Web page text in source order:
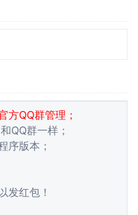
方QQ群管理；
QQ群一样；
序版本；
发红包！